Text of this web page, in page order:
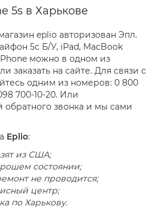
5s в Харькове
eplio авторизован Эпл.
5с Б/У, iPad, MacBook
можно в одном из
заказать на сайте. Для связи с
одним из номеров: 0 800
700-10-20. Или
обратного звонка и мы сами
Eplio:
из США;
состоянии;
не проводится;
центр;
по Харькову.